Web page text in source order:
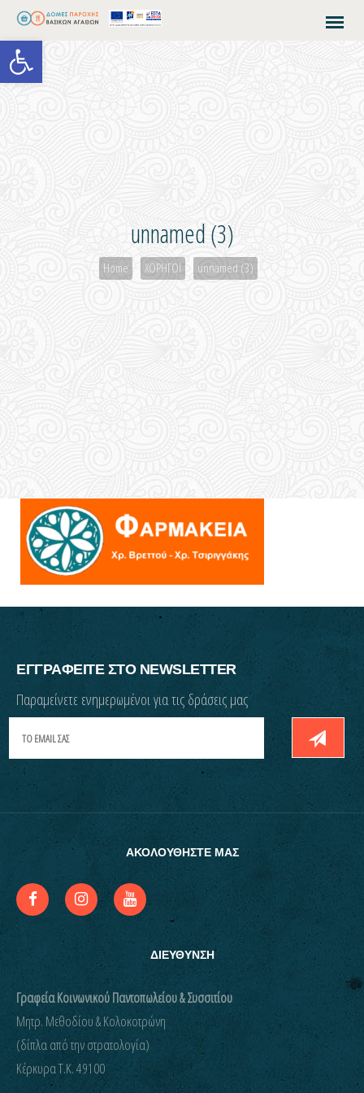
Open toolbar
unnamed (3)
Home ΧΟΡΗΓΟΙ unnamed (3)
ΕΓΓΡΑΦΕΙΤΕ ΣΤΟ NEWSLETTER
Παραμείνετε ενημερωμένοι για τις δράσεις μας
ΑΚΟΛΟΥΘΗΣΤΕ ΜΑΣ
ΔΙΕΥΘΥΝΣΗ
Γραφεία Κοινωνικού Παντοπωλείου & Συσσιτίου
Μητρ. Μεθοδίου & Κολοκοτρώνη
(δίπλα από την στρατολογία)
Kέρκυρα Τ.Κ. 49100